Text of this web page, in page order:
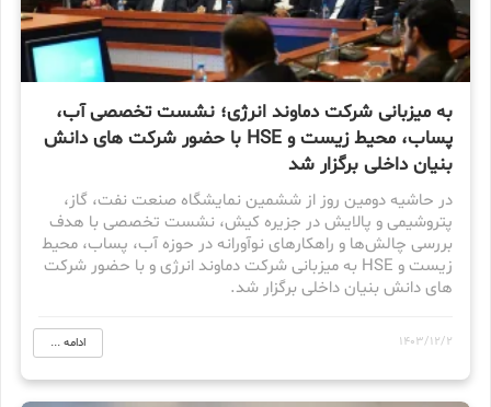
به میزبانی شرکت دماوند انرژی؛ نشست تخصصی آب،
پساب، محیط زیست و HSE با حضور شرکت های دانش
بنیان داخلی برگزار شد
در حاشیه دومین روز از ششمین نمایشگاه صنعت نفت، گاز،
پتروشیمی و پالایش در جزیره کیش، نشست تخصصی با هدف
بررسی چالش‌ها و راهکارهای نوآورانه در حوزه آب، پساب، محیط
زیست و HSE به میزبانی شرکت دماوند انرژی و با حضور شرکت
های دانش بنیان داخلی برگزار شد.
1403/12/2 ادامه ...